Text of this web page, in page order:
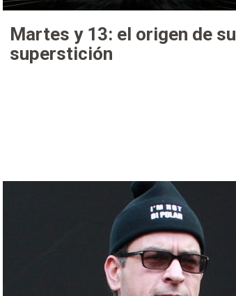
Martes y 13: el origen de su
superstición